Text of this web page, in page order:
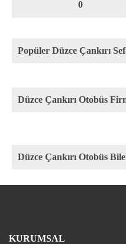
0
Popüler Düzce Çankırı
Düzce Çankırı Otobüs
Düzce Çankırı Otobüs
KURUMSAL